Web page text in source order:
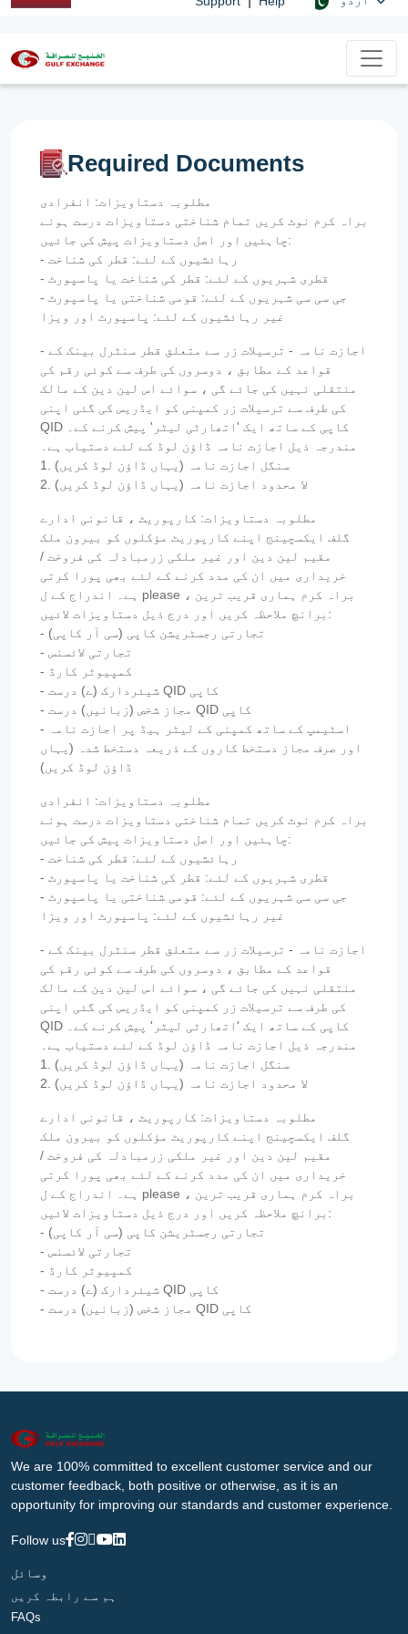
Required Documents
مطلوبہ دستاویزات: انفرادی
براہ کرم نوٹ کریں تمام شناختی دستاویزات درست ہونے
چاہئیں اور اصل دستاویزات پیش کی جائیں:
- رہائشیوں کے لئے: قطر کی شناخت
- قطری شہریوں کے لئے: قطر کی شناخت یا پاسپورٹ
- جی سی سی شہریوں کے لئے: قومی شناختی یا پاسپورٹ
غیر رہائشیوں کے لئے: پاسپورٹ اور ویزا
- اجازت نامہ - ترسیلات زر سے متعلق قطر سنٹرل بینک کے
قواعد کے مطابق ، دوسروں کی طرف سے کوئی رقم کی
منتقلی نہیں کی جائے گی ، سوائے اس لین دین کے مالک
کی طرف سے ترسیلات زر کمپنی کو ایڈریس کی گئی اپنی
QID کاپی کے ساتھ ایک 'اتھارٹی لیٹر' پیش کرنے کے۔
مندرجہ ذیل اجازت نامہ ڈاؤن لوڈ کے لئے دستیاب ہے۔
1. سنگل اجازت نامہ (یہاں ڈاؤن لوڈ کریں)
2. لا محدود اجازت نامہ (یہاں ڈاؤن لوڈ کریں)
مطلوبہ دستاویزات: کارپوریٹ ، قانونی ادارے
گلف ایکسچینج اپنے کارپوریٹ مؤکلوں کو بیرون ملک
مقیم لین دین اور غیر ملکی زرمبادلہ کی فروخت /
خریداری میں ان کی مدد کرنے کے لئے بھی پورا کرتی
ہے۔ اندراج کے ل please ، براہ کرم ہماری قریب ترین
برانچ ملاحظہ کریں اور درج ذیل دستاویزات لائیں:
- تجارتی رجسٹریشن کاپی (سی آر کاپی)
- تجارتی لائسنس
- کمپیوٹر کارڈ
- شیئردارک (ے) درست QID کاپی
- مجاز شخص (زبانیں) درست QID کاپی
- اسٹیمپ کے ساتھ کمپنی کے لیٹر ہیڈ پر اجازت نامہ
اور صرف مجاز دستخط کاروں کے ذریعہ دستخط شدہ (یہاں
ڈاؤن لوڈ کریں)
مطلوبہ دستاویزات: انفرادی
براہ کرم نوٹ کریں تمام شناختی دستاویزات درست ہونے
چاہئیں اور اصل دستاویزات پیش کی جائیں:
- رہائشیوں کے لئے: قطر کی شناخت
- قطری شہریوں کے لئے: قطر کی شناخت یا پاسپورٹ
- جی سی سی شہریوں کے لئے: قومی شناختی یا پاسپورٹ
غیر رہائشیوں کے لئے: پاسپورٹ اور ویزا
- اجازت نامہ - ترسیلات زر سے متعلق قطر سنٹرل بینک کے
قواعد کے مطابق ، دوسروں کی طرف سے کوئی رقم کی
منتقلی نہیں کی جائے گی ، سوائے اس لین دین کے مالک
کی طرف سے ترسیلات زر کمپنی کو ایڈریس کی گئی اپنی
QID کاپی کے ساتھ ایک 'اتھارٹی لیٹر' پیش کرنے کے۔
مندرجہ ذیل اجازت نامہ ڈاؤن لوڈ کے لئے دستیاب ہے۔
1. سنگل اجازت نامہ (یہاں ڈاؤن لوڈ کریں)
2. لا محدود اجازت نامہ (یہاں ڈاؤن لوڈ کریں)
مطلوبہ دستاویزات: کارپوریٹ ، قانونی ادارے
گلف ایکسچینج اپنے کارپوریٹ مؤکلوں کو بیرون ملک
مقیم لین دین اور غیر ملکی زرمبادلہ کی فروخت /
خریداری میں ان کی مدد کرنے کے لئے بھی پورا کرتی
ہے۔ اندراج کے ل please ، براہ کرم ہماری قریب ترین
برانچ ملاحظہ کریں اور درج ذیل دستاویزات لائیں:
- تجارتی رجسٹریشن کاپی (سی آر کاپی)
- تجارتی لائسنس
- کمپیوٹر کارڈ
- شیئردارک (ے) درست QID کاپی
- مجاز شخص (زبانیں) درست QID کاپی
We are 100% committed to excellent customer service and our
customer feedback, both positive or otherwise, as it is an
opportunity for improving our standards and customer experience.
Follow us
وسائل
ہم سے رابطہ کریں
FAQs